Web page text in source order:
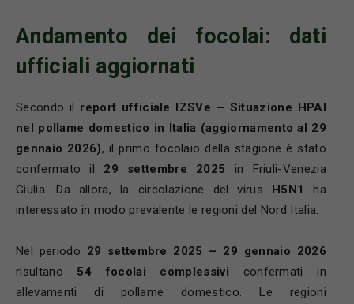
Andamento dei focolai: dati
ufficiali aggiornati
Secondo il report ufficiale IZSVe – Situazione HPAI
nel pollame domestico in Italia (aggiornamento al 29
gennaio 2026), il primo focolaio della stagione è stato
confermato il 29 settembre 2025 in Friuli-Venezia
Giulia. Da allora, la circolazione del virus H5N1
ha
interessato in modo prevalente le regioni del Nord Italia.
Nel periodo 29 settembre 2025 – 29 gennaio 2026
risultano 54 focolai complessivi confermati in
allevamenti di pollame domestico. Le regioni